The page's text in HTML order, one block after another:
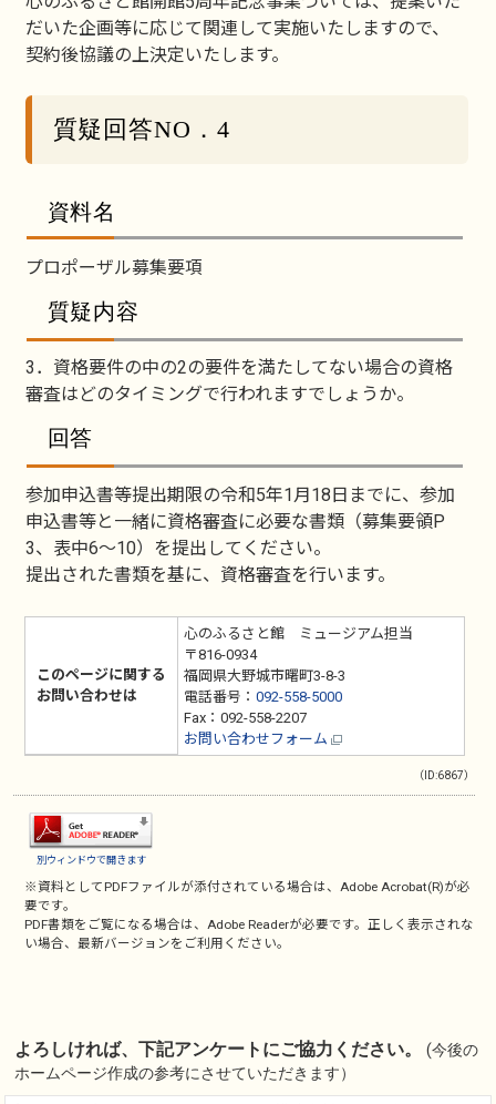
だいた企画等に応じて関連して実施いたしますので、
契約後協議の上決定いたします。
質疑回答NO．4
資料名
プロポーザル募集要項
質疑内容
3．資格要件の中の2の要件を満たしてない場合の資格
審査はどのタイミングで行われますでしょうか。
回答
参加申込書等提出期限の令和5年1月18日までに、参加
申込書等と一緒に資格審査に必要な書類（募集要領P
3、表中6～10）を提出してください。
提出された書類を基に、資格審査を行います。
このページに関する
お問い合わせは
心のふるさと館 ミュージアム担当
〒816-0934
福岡県大野城市曙町3-8-3
電話番号： 092-558-5000
Fax：092-558-2207
お問い合わせフォーム
（ID:6867）
別ウィンドウで開きます
※資料としてPDFファイルが添付されている場合は、Adobe Acrobat(R)が必
要です。
PDF書類をご覧になる場合は、Adobe Readerが必要です。正しく表示されな
い場合、最新バージョンをご利用ください。